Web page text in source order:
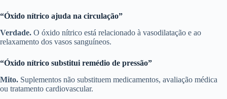
“Óxido nítrico ajuda na circulação”
Verdade. O óxido nítrico está relacionado à vasodilatação e ao
relaxamento dos vasos sanguíneos.
“Óxido nítrico substitui remédio de pressão”
Mito. Suplementos não substituem medicamentos, avaliação médica
ou tratamento cardiovascular.